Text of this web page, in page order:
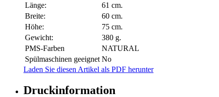
Länge:
61 cm.
Breite:
60 cm.
Höhe:
75 cm.
Gewicht:
380 g.
PMS-Farben
NATURAL
Spülmaschinen geeignet No
Laden Sie diesen Artikel als PDF herunter
Druckinformation